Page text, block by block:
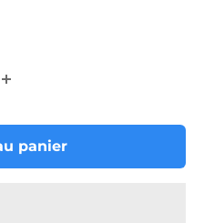
panier